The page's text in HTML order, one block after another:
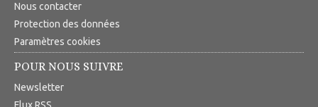
Nous contacter
Protection des données
Paramètres cookies
POUR NOUS SUIVRE
Newsletter